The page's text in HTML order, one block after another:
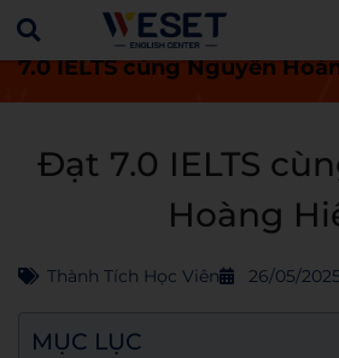
Trang chủ Thành tích
7.0 IELTS cùng Nguyễn
Đạt 7.0 IELTS
Hoàng
Thành Tích Học Viên 26/05/2025
MỤC LỤC